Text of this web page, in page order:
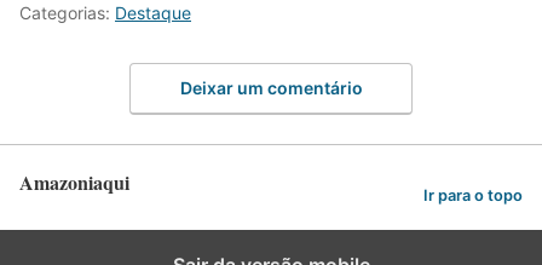
Categorias: Destaque
Deixar um comentário
Amazoniaqui Ir para o topo